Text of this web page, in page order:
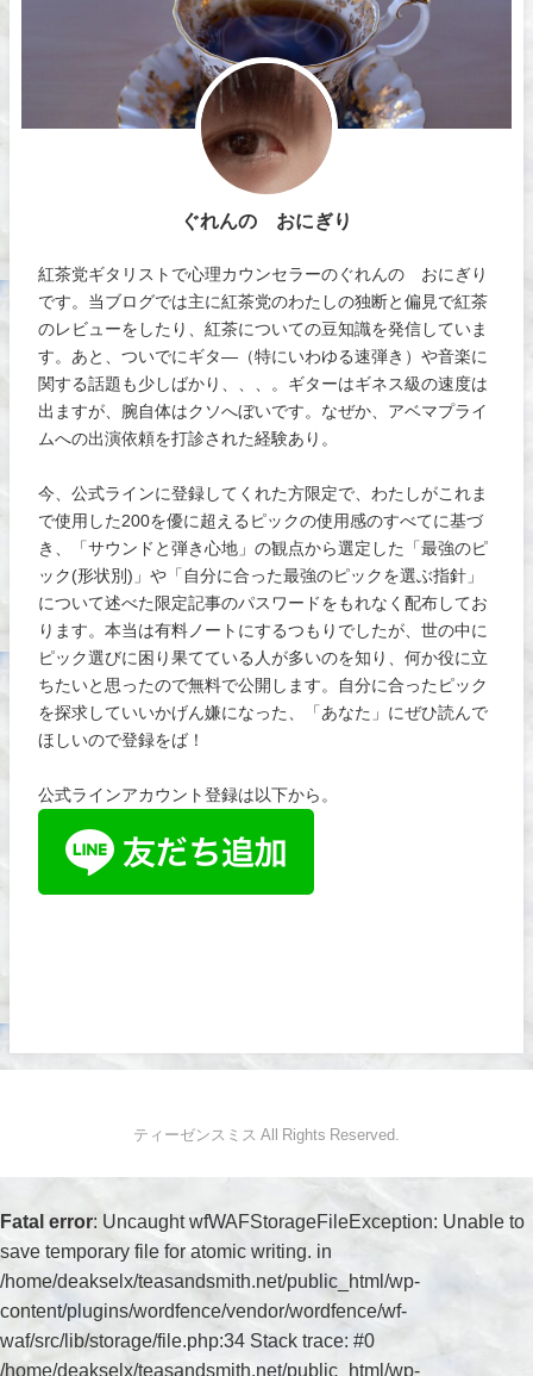
ぐれんの おにぎり
紅茶党ギタリストで心理カウンセラーのぐれんの おにぎり
です。当ブログでは主に紅茶党のわたしの独断と偏見で紅茶
のレビューをしたり、紅茶についての豆知識を発信していま
す。あと、ついでにギタ―（特にいわゆる速弾き）や音楽に
関する話題も少しばかり、、、。ギターはギネス級の速度は
出ますが、腕自体はクソへぼいです。なぜか、アベマプライ
ムへの出演依頼を打診された経験あり。
今、公式ラインに登録してくれた方限定で、わたしがこれま
で使用した200を優に超えるピックの使用感のすべてに基づ
き、「サウンドと弾き心地」の観点から選定した「最強のピ
ック(形状別)」や「自分に合った最強のピックを選ぶ指針」
について述べた限定記事のパスワードをもれなく配布してお
ります。本当は有料ノートにするつもりでしたが、世の中に
ピック選びに困り果てている人が多いのを知り、何か役に立
ちたいと思ったので無料で公開します。自分に合ったピック
を探求していいかげん嫌になった、「あなた」にぜひ読んで
ほしいので登録をば！
公式ラインアカウント登録は以下から。
ティーゼンスミス All Rights Reserved.
Fatal error: Uncaught wfWAFStorageFileException: Unable to
save temporary file for atomic writing. in
/home/deakselx/teasandsmith.net/public_html/wp-
content/plugins/wordfence/vendor/wordfence/wf-
waf/src/lib/storage/file.php:34 Stack trace: #0
/home/deakselx/teasandsmith.net/public_html/wp-